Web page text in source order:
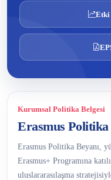
Etki
Kurumsal Politika Belgesi
Erasmus Politika
Erasmus Politika Beyanı,
Erasmus+ Programına
uluslararasılaşma